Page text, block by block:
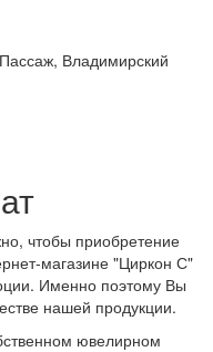
Владимирский
чтобы приобретение
магазине "Циркон С"
Именно поэтому Вы
нашей продукции.
ювелирном